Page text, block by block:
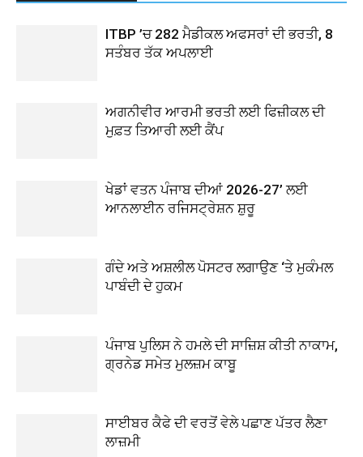
ITBP ’ਚ 282 ਮੈਡੀਕਲ ਅਫਸਰਾਂ ਦੀ ਭਰਤੀ, 8
ਸਤੰਬਰ ਤੱਕ ਅਪਲਾਈ
ਅਗਨੀਵੀਰ ਆਰਮੀ ਭਰਤੀ ਲਈ ਫਿਜ਼ੀਕਲ ਦੀ
ਮੁਫ਼ਤ ਤਿਆਰੀ ਲਈ ਕੈਂਪ
ਖੇਡਾਂ ਵਤਨ ਪੰਜਾਬ ਦੀਆਂ 2026-27’ ਲਈ
ਆਨਲਾਈਨ ਰਜਿਸਟ੍ਰੇਸ਼ਨ ਸ਼ੁਰੂ
ਗੰਦੇ ਅਤੇ ਅਸ਼ਲੀਲ ਪੋਸਟਰ ਲਗਾਉਣ ‘ਤੇ ਮੁਕੰਮਲ
ਪਾਬੰਦੀ ਦੇ ਹੁਕਮ
ਪੰਜਾਬ ਪੁਲਿਸ ਨੇ ਹਮਲੇ ਦੀ ਸਾਜ਼ਿਸ਼ ਕੀਤੀ ਨਾਕਾਮ,
ਗ੍ਰਨੇਡ ਸਮੇਤ ਮੁਲਜ਼ਮ ਕਾਬੂ
ਸਾਈਬਰ ਕੈਫੇ ਦੀ ਵਰਤੋਂ ਵੇਲੇ ਪਛਾਣ ਪੱਤਰ ਲੈਣਾ
ਲਾਜ਼ਮੀ